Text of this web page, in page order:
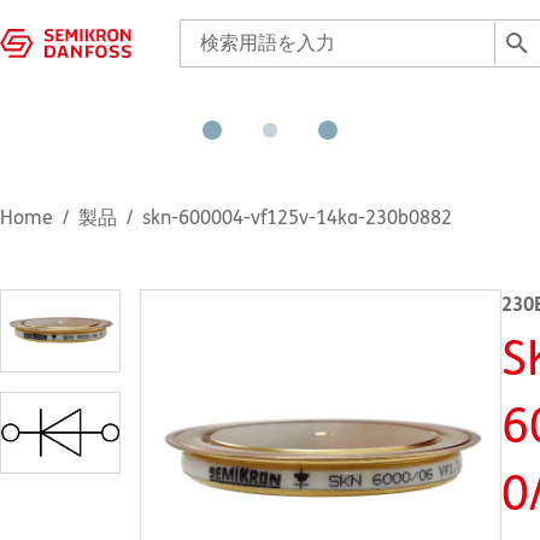
Home 製品 skn-600004-vf125v-14ka-230b0882